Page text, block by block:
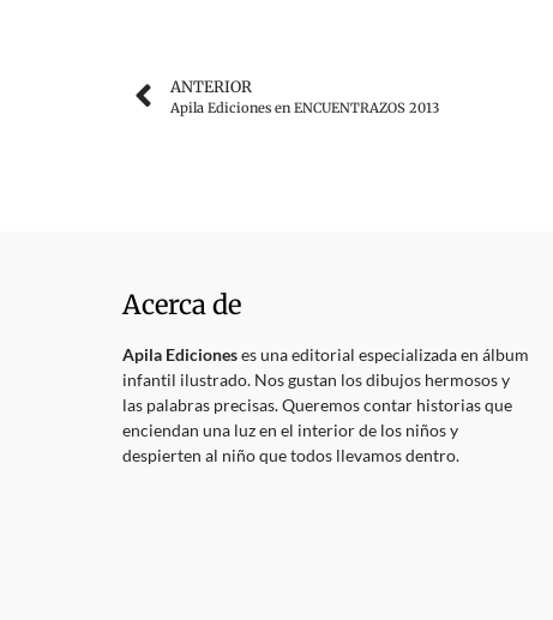
ANTERIOR
Apila Ediciones en ENCUENTRAZOS 2013
Acerca de
Apila Edicioneses una editorial especializada en álbum
infantil ilustrado. Nos gustan los dibujos hermosos y
las palabras precisas. Queremos contar historias que
enciendan una luz en el interior de los niños y
despierten al niño que todos llevamos dentro.